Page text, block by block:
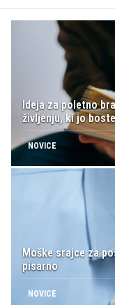
Ideja za poletno
življenju, ki jo
NOVICE
Moške srajce za
pisarno
NOVICE